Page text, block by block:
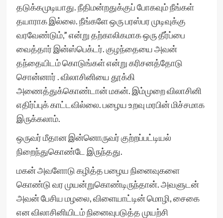
தடுக்கமுடியாது. நீதிமன்றதுக்குப் போகவும் நீங்கள்
தயாராக இல்லை. நீங்களே ஒரு பரஸ்பர முடிவுக்கு
வரவேண்டும்,” என்று தற்காலிகமாக ஒரு தீர்ப்பை
வைத்தார் இன்ஸ்பெக்டர். குழந்தையை அவன்
தந்தையிடம் கொடுங்கள் என்று கரிசனத்தோடு
சொன்னார் . விலாசினியை தூக்கி
அணைத்துக்கொண்டான் மகன். இம்முறை விலாசினி
எதிர்ப்புக் காட்டவில்லை. பழைய உறவு மரபின் மிச்சமாக
இருக்கலாம்.
ஒருவர் மீதான இன்னொருவர் குற்றப்பட்டியல்
நிறைந்துகொண்டே இருந்தது.
மகன் அவளோடு கழித்த பழைய நினைவுகளை
கொண்டு வர முயன்றுகொண்டிருந்தான். அவளுடன்
அவன் பேசிய மழலை, விளையாட்டின் மொழி, சைகை
என விலாசினியிடம் நினைவுபடுத்த முயற்சி